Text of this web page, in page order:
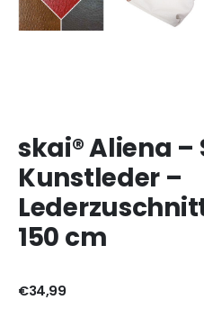
skai® Aliena
Kunstleder –
150 cm
€34,99